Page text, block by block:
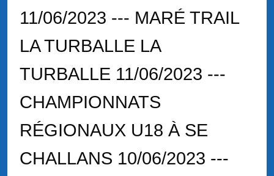
11/06/2023 --- MARÉ TRAIL
LA TURBALLE LA
TURBALLE 11/06/2023 ---
CHAMPIONNATS
RÉGIONAUX U18 À SE
CHALLANS 10/06/2023 ---